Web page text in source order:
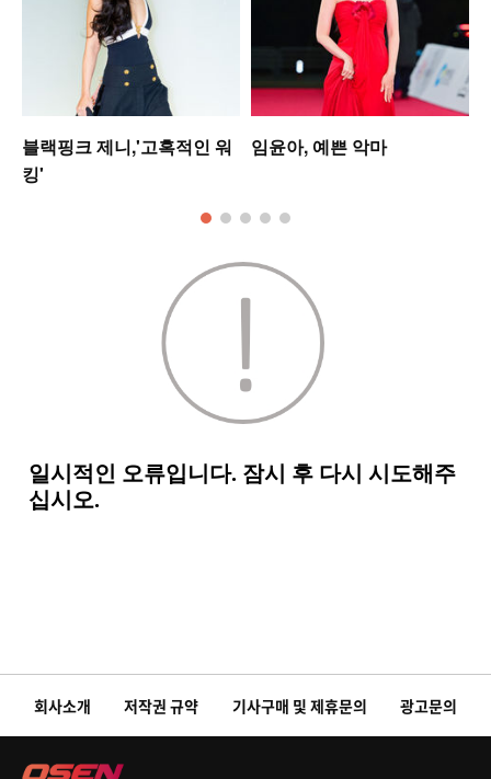
블랙핑크 제니,'고혹적인 워
킹'
임윤아, 예쁜 악마
회사소개 저작권 규약 기사구매 및 제휴문의 광고문의